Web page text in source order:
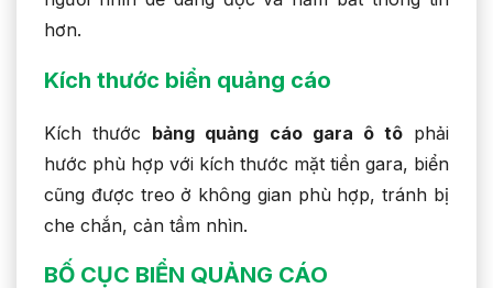
hơn.
Kích thước biển quảng cáo
Kích thước bảng quảng cáo gara ô tôphải
hước phù hợp với kích thước mặt tiền gara, biển
cũng được treo ở không gian phù hợp, tránh bị
che chắn, cản tầm nhìn.
BỐ CỤC BIỂN QUẢNG CÁO